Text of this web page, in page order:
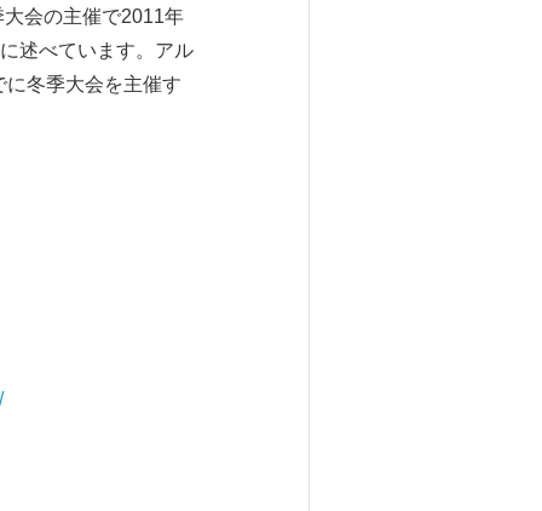
会の主催で2011年
述べています。アル
冬季大会を主催す